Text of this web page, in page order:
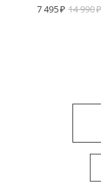
7 495
14 990